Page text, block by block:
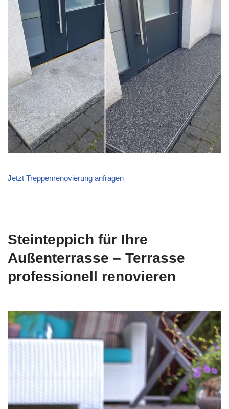
Jetzt Treppenrenovierung anfragen
Steinteppich für Ihre
Außenterrasse – Terrasse
professionell renovieren